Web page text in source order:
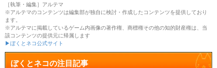
［執筆・編集］アルテマ
※アルテマのコンテンツは編集部が独自に検討・作成したコンテンツを提供しており
ます。
※アルテマに掲載しているゲーム内画像の著作権、商標権その他の知的財産権は、当
該コンテンツの提供元に帰属します
▶ぼくとネコ公式サイト
ぼくとネコの注目記事